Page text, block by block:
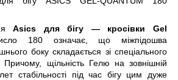
Asics для бігу — кросівки Gel
180 означає, що міжпідошва
боку складається зі спеціального
щільність Гелю на зовнішній
стабільності під час бігу цим дуже